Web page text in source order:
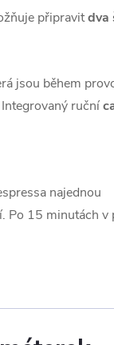
připravitdva
jsou během
ruční
najednou
Po 15 minutách